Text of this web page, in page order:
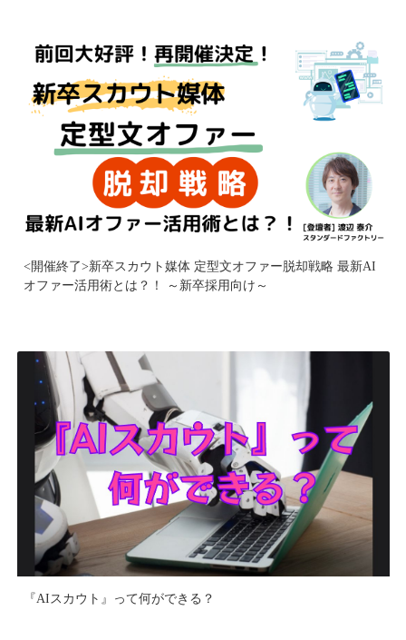
<開催終了>新卒スカウト媒体 定型文オファー脱却戦略 最新AI
オファー活用術とは？！ ～新卒採用向け～
『AIスカウト』って何ができる？